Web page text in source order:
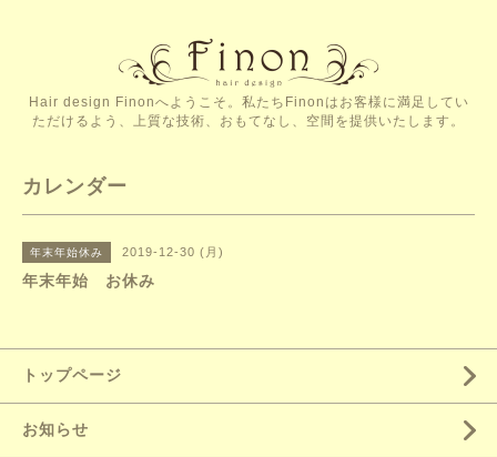
Hair design Finonへようこそ。私たちFinonはお客様に満足してい
ただけるよう、上質な技術、おもてなし、空間を提供いたします。
カレンダー
年末年始休み 2019-12-30 (月)
年末年始 お休み
トップページ
お知らせ